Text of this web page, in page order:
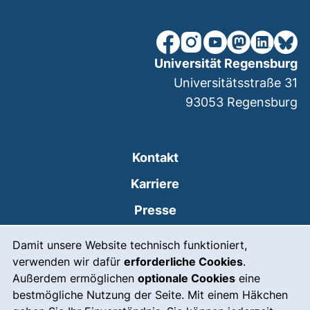
Damit unsere Website technisch funktioniert,
verwenden wir dafür erforderliche Cookies.
Außerdem ermöglichen optionale Cookies eine
bestmögliche Nutzung der Seite. Mit einem Häkchen
unsere Facebook-Seite
unsere Instagram-
unsere YouTube-
unsereunsere
Kontakt
Karriere
Presse
Leichte Sprache
Gebärdensprache
Universität Regensburg
Universitätsstraße 31
93053 Regensburg